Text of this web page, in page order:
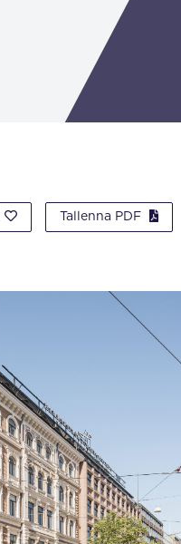
Tallenna PDF